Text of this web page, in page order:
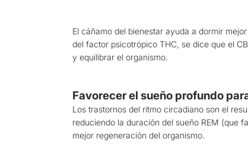
El cáñamo del bienestar ayuda a dormir
del factor psicotrópico THC, se dice que el
y equilibrar el organismo.
Favorecer el sueño profundo
Los trastornos del ritmo circadiano son el
reduciendo la duración del sueño REM (que
mejor regeneración del organismo.